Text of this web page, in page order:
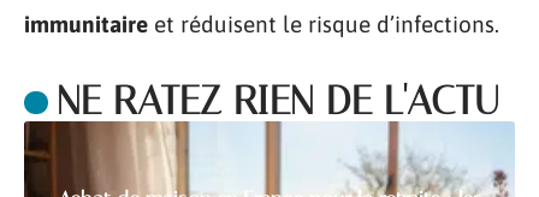
immunitaire et réduisent le risque d’infections.
NE RATEZ RIEN DE L'ACTU